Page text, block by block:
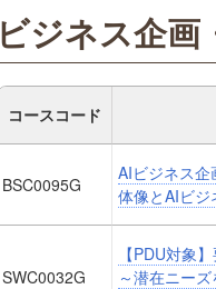
ビジネス企
コースコード
BSC0095G
AIビジネス
体像とAIビ
SWC0032G
【PDU対象
～潜在ニー